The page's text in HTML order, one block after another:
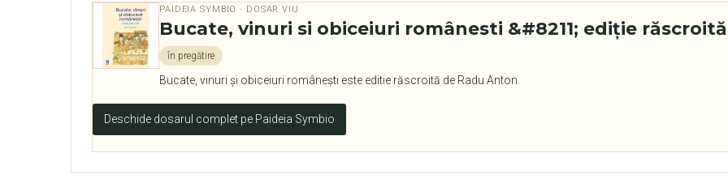
PAIDEIA SYMBIO · DOSAR VIU
Bucate, vinuri si obiceiuri românesti &#8211; ediție răscroită
în pregătire
Bucate, vinuri şi obiceiuri româneşti este editie răscroită de Radu Anton.
Deschide dosarul complet pe Paideia Symbio